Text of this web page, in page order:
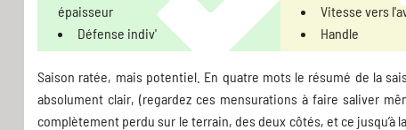
épaisseur
Défense indiv'
Vitesse vers
Handle
Saison ratée, mais potentiel. En quatre mots le résumé de la
absolument clair, (regardez ces mensurations à faire saliver
complètement perdu sur le terrain, des deux côtés, et ce